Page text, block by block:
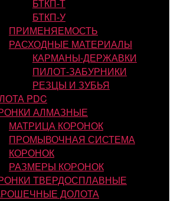
БТКП-Т
БТКП-У
ПРИМЕНЯЕМОСТЬ
РАСХОДНЫЕ МАТЕРИАЛЫ
КАРМАНЫ-ДЕРЖАВКИ
ПИЛОТ-ЗАБУРНИКИ
РЕЗЦЫ И ЗУБЬЯ
PDC
АЛМАЗНЫЕ
МАТРИЦА КОРОНОК
ПРОМЫВОЧНАЯ СИСТЕМА
КОРОНОК
РАЗМЕРЫ КОРОНОК
ТВЕРДОСПЛАВНЫЕ
ДОЛОТА